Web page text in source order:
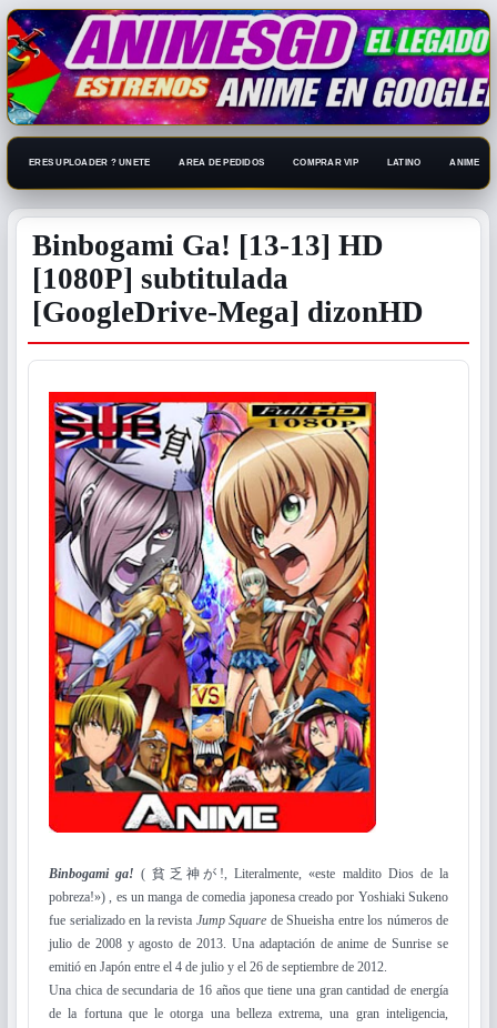
ERES UPLOADER ? UNETE AREA DE PEDIDOS COMPRAR VIP LATINO ANIME
Binbogami Ga! [13-13] HD
[1080P] subtitulada
[GoogleDrive-Mega] dizonHD
Binbogami ga! ( 貧乏神が!, Literalmente, «este maldito Dios de la
pobreza!») , es un manga de comedia japonesa creado por Yoshiaki Sukeno
fue serializado en la revista Jump Square de Shueisha entre los números de
julio de 2008 y agosto de 2013. Una adaptación de anime de Sunrise se
emitió en Japón entre el 4 de julio y el 26 de septiembre de 2012.
Una chica de secundaria de 16 años que tiene una gran cantidad de energía
de la fortuna que le otorga una belleza extrema, una gran inteligencia,